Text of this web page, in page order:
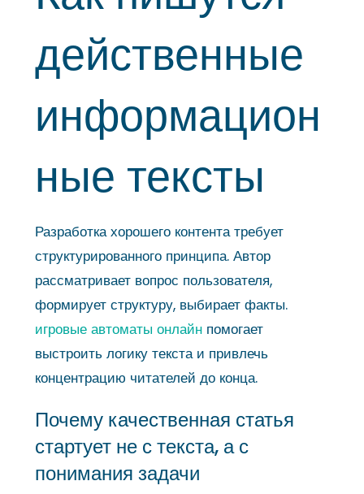
действенные
информацион
ные тексты
Разработка хорошего контента требует
структурированного принципа. Автор
рассматривает вопрос пользователя,
формирует структуру, выбирает факты.
игровые автоматы онлайн помогает
выстроить логику текста и привлечь
концентрацию читателей до конца.
Почему качественная статья
стартует не с текста, а с
понимания задачи